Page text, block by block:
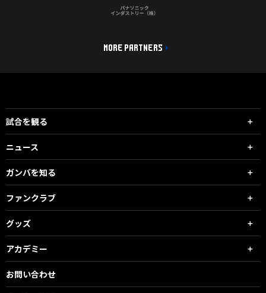
MORE PARTNERS
試合を観る
ニュース
ガンバを知る
ファンクラブ
グッズ
アカデミー
お問い合わせ